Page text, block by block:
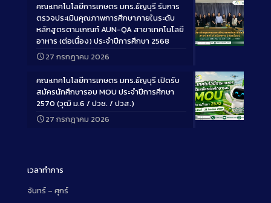
Long
คณะเทคโนโลยีการเกษตร มทร.ธัญบุรี รับการ
ตรวจประเมินคุณภาพการศึกษาภายในระดับ
หลักสูตรตามเกณฑ์ AUN-QA สาขาเทคโนโลยี
อาหาร (ต่อเนื่อง) ประจำปีการศึกษา 2568
27 กรกฎาคม 2026
Long
คณะเทคโนโลยีการเกษตร มทร.ธัญบุรี เปิดรับ
สมัครนักศึกษารอบ MOU ประจำปีการศึกษา
2570 (วุฒิ ม.6 / ปวช. / ปวส.)
27 กรกฎาคม 2026
เวลาทำการ
จันทร์ – ศุกร์